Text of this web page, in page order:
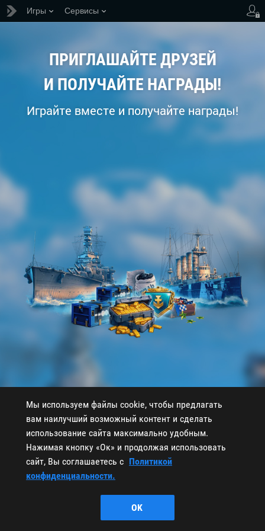
Игры Сервисы
ПРИГЛАШАЙТЕ ДРУЗЕЙ
И ПОЛУЧАЙТЕ НАГРАДЫ!
Играйте вместе и получайте награды!
НАЧАТЬ
ПОДРОБНЕЕ О МОРСКОМ БРАТСТВЕ
Мы используем файлы cookie, чтобы предлагать
вам наилучший возможный контент и сделать
использование сайта максимально удобным.
Нажимая кнопку «Ок» и продолжая использовать
сайт, Вы соглашаетесь с Политикой
конфиденциальности.
OK